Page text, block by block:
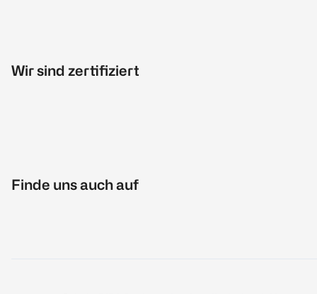
Wir sind zertifiziert
Finde uns auch auf